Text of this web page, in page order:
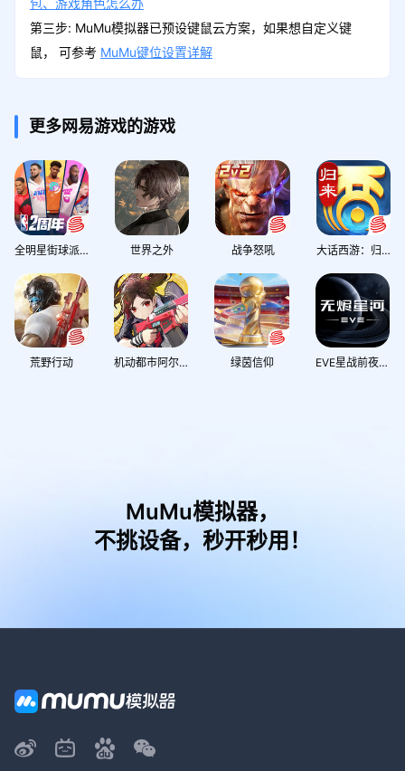
第三步: MuMu模拟器已预设键鼠云方案，如果想自定义键
鼠， 可参考 MuMu键位设置详解
更多网易游戏的游戏
全明星街球派对 世界之外 战争怒吼 大话西游：归来
荒野行动 机动都市阿尔法 绿茵信仰 EVE星战前夜：无烬星河
MuMu模拟器，
不挑设备，秒开秒用！